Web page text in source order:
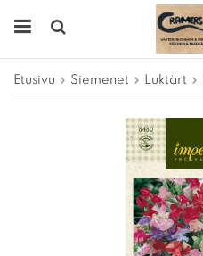
Etusivu Siemenet Luktärt